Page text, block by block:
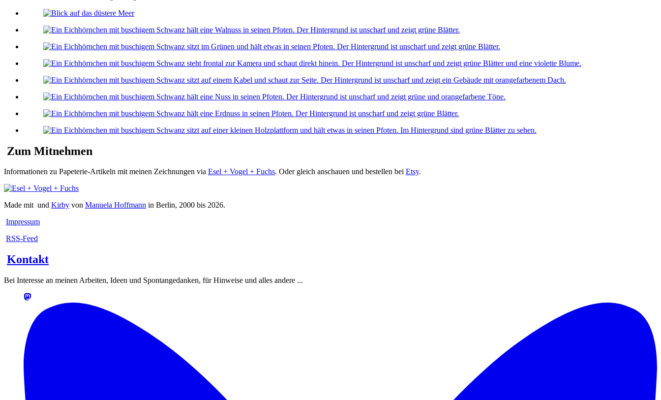
Zum Mitnehmen
Informationen zu Papeterie-Artikeln mit meinen Zeichnungen via Esel + Vogel + Fuchs. Oder gleich anschauen und bestellen bei Etsy.
Made mit und Kirby von Manuela Hoffmann in Berlin, 2000 bis 2026.
Impressum
RSS-Feed
Kontakt
Bei Interesse an meinen Arbeiten, Ideen und Spontangedanken, für Hinweise und alles andere ...